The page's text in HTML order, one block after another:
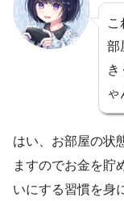
こ
部
き
ゃ
はい、お部屋の状
ますのでお金を貯
いにする習慣を身